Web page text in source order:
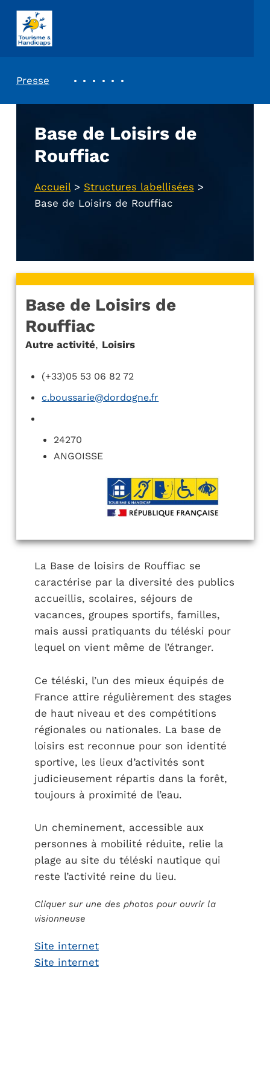
ASSOCIATION TOURISME ET HANDICAPS
Presse
Base de Loisirs de
Rouffiac
Accueil> Structures labellisées >
Base de Loisirs de Rouffiac
Base de Loisirs de
Rouffiac
Autre activité, Loisirs
(+33)05 53 06 82 72
c.boussarie@dordogne.fr
24270
ANGOISSE
La Base de loisirs de Rouffiac se
caractérise par la diversité des publics
accueillis, scolaires, séjours de
vacances, groupes sportifs, familles,
mais aussi pratiquants du téléski pour
lequel on vient même de l’étranger.
Ce téléski, l’un des mieux équipés de
France attire régulièrement des stages
de haut niveau et des compétitions
régionales ou nationales. La base de
loisirs est reconnue pour son identité
sportive, les lieux d’activités sont
judicieusement répartis dans la forêt,
toujours à proximité de l’eau.
Un cheminement, accessible aux
personnes à mobilité réduite, relie la
plage au site du téléski nautique qui
reste l’activité reine du lieu.
Cliquer sur une des photos pour ouvrir la
visionneuse
Site internet
Site internet